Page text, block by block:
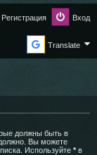
Вход
Регистрация
Translate
должны быть в
Вы можете
Используйте *в